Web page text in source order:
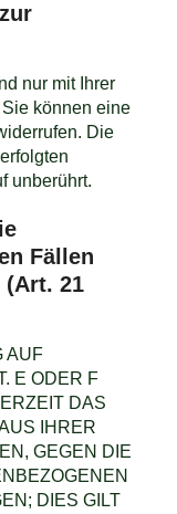
nur mit Ihrer
können eine
Die
unberührt.
Fällen
(Art. 21
AUF
E ODER F
DAS
IHRER
GEGEN DIE
DIES GILT